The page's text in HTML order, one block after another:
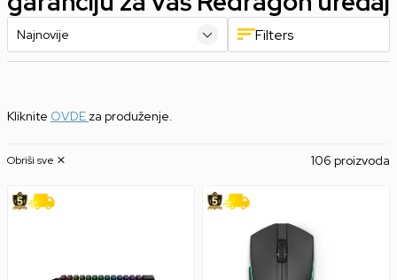
Filters
Kliknite OVDE za produženje.
106 proizvoda
Obriši sve